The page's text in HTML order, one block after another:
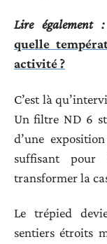
Lire également :
quelle
activité ?
C’est là
Un filtre ND 6
d’une
suffisant pour
transformer la
Le trépied
sentiers étroits